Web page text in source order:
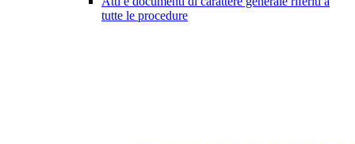
tutte le procedure